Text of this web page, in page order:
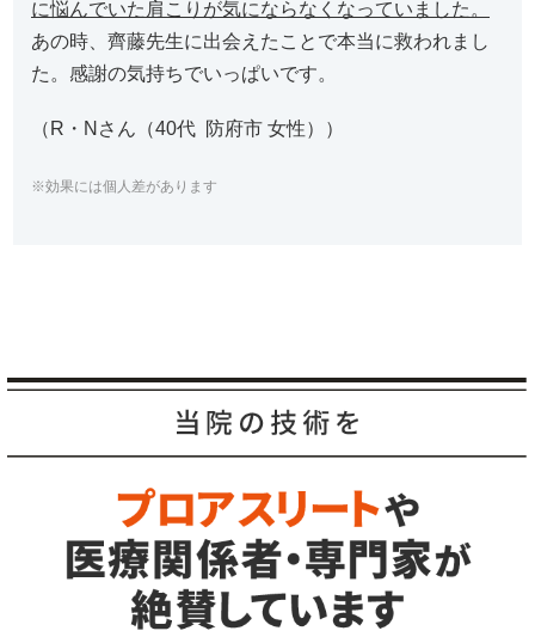
に悩んでいた肩こりが気にならなくなっていました。
あの時、齊藤先生に出会えたことで本当に救われまし
た。感謝の気持ちでいっぱいです。
（R・Nさん（40代 防府市 女性））
※効果には個人差があります